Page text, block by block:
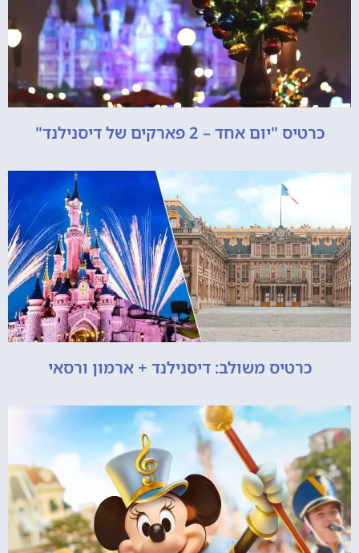
כרטיס "יום אחד – 2 פארקים של דיסנילנד"
כרטיס משולב: דיסנילנד + ארמון ורסאי